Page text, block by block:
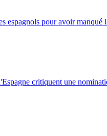
espagnols pour avoir manqué
critiquent une